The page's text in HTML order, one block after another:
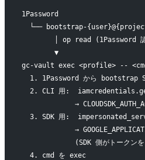
1Password
└── bootstrap-
│ op read (1Password
        ▼
gc-vault exec <profile> --
1. 1Password から bootstrap
2. CLI 用:
→
3. SDK 用:
→
(SDK 側がトークンを
  4. cmd を exec